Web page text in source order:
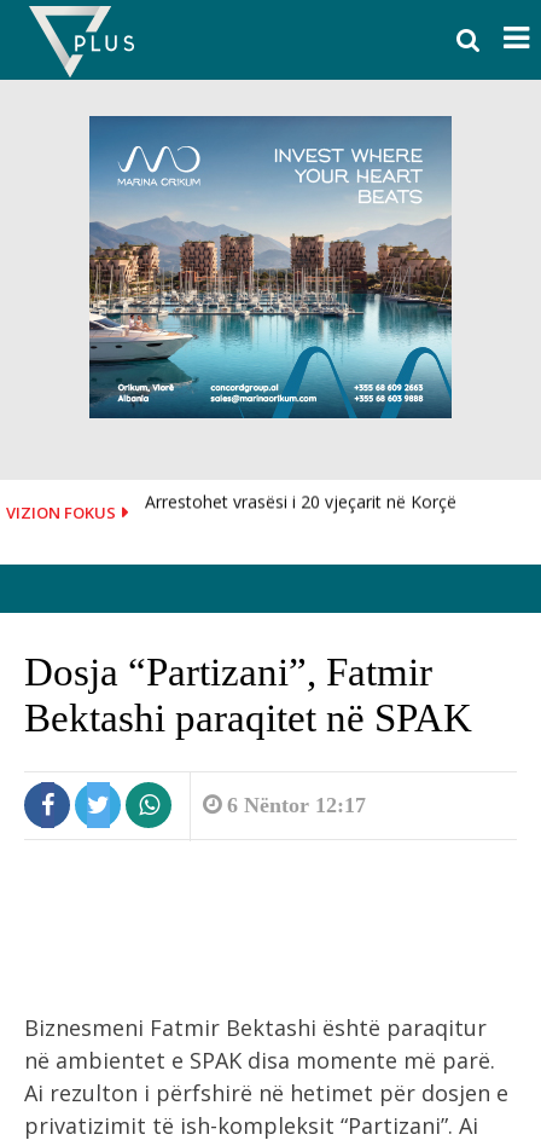
Skip
content
VIZION FOKUS Arrestohet vrasësi i 20 vjeçarit në Korçë
Dosja “Partizani”, Fatmir
Bektashi paraqitet në SPAK
6 Nëntor 12:17
Biznesmeni Fatmir Bektashi është paraqitur
në ambientet e SPAK disa momente më parë.
Ai rezulton i përfshirë në hetimet për dosjen e
privatizimit të ish-kompleksit “Partizani”. Ai